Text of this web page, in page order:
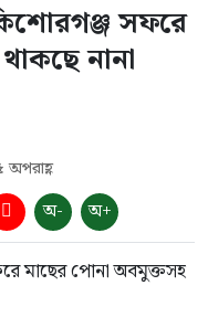
সফরে
নানা
অ- অ+